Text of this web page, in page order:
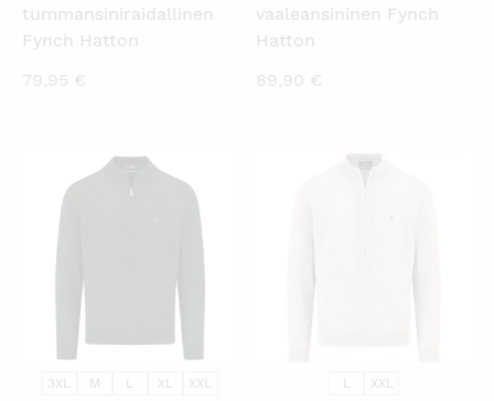
tummansiniraidallinen
Fynch Hatton
79,95 €
vaaleansininen Fynch
Hatton
89,90 €
KATSO PIKANÄKYMÄ
3XL M L XL XXL L XXL